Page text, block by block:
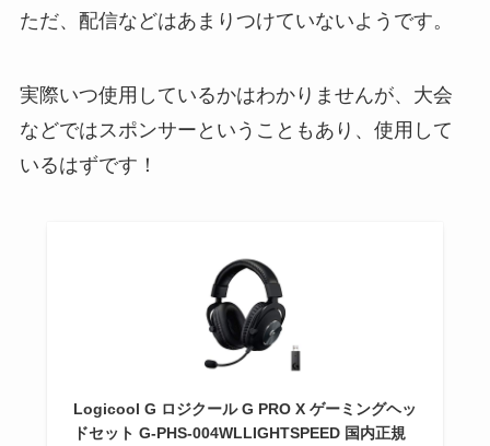
ただ、配信などはあまりつけていないようです。
実際いつ使用しているかはわかりませんが、大会
などではスポンサーということもあり、使用して
いるはずです！
Logicool G ロジクール G PRO X ゲーミングヘッ
ドセット G-PHS-004WLLIGHTSPEED 国内正規